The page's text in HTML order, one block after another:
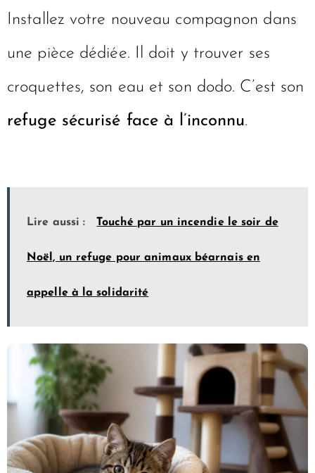
Installez votre nouveau compagnon dans
une pièce dédiée. Il doit y trouver ses
croquettes, son eau et son dodo. C’est son
refuge sécurisé face à l’inconnu.
Lire aussi : Touché par un incendie le soir de
Noël, un refuge pour animaux béarnais en
appelle à la solidarité